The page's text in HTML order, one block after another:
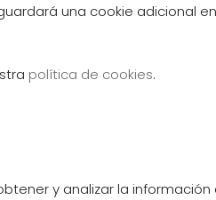
una cookie adicional
política de cookies.
y analizar la